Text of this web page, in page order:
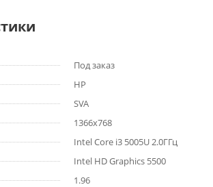
Под заказ
HP
SVA
1366x768
Intel Core i3 5005U 2.0ГГц
Intel HD Graphics 5500
1.96